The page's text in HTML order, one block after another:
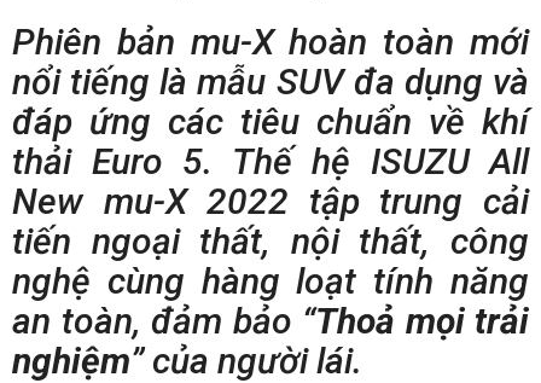
Phiên bản mu-X hoàn toàn mới
nổi tiếng là mẫu SUV đa dụng và
đáp ứng các tiêu chuẩn về khí
thải Euro 5. Thế hệ ISUZU All
New mu-X 2022 tập trung cải
tiến ngoại thất, nội thất, công
nghệ cùng hàng loạt tính năng
an toàn, đảm bảo “Thoả mọi trải
nghiệm” của người lái.